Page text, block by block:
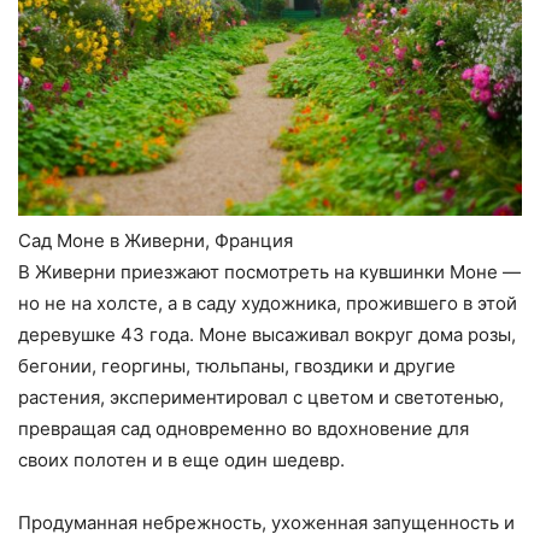
Сад Моне в Живерни, Франция
В Живерни приезжают посмотреть на кувшинки Моне —
но не на холсте, а в саду художника, прожившего в этой
деревушке 43 года. Моне высаживал вокруг дома розы,
бегонии, георгины, тюльпаны, гвоздики и другие
растения, экспериментировал с цветом и светотенью,
превращая сад одновременно во вдохновение для
своих полотен и в еще один шедевр.
Продуманная небрежность, ухоженная запущенность и